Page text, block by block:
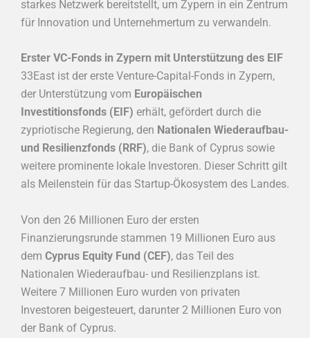
starkes Netzwerk bereitstellt, um Zypern in ein Zentrum
für Innovation und Unternehmertum zu verwandeln.
Erster VC-Fonds in Zypern mit Unterstützung des EIF
33East ist der erste Venture-Capital-Fonds in Zypern,
der Unterstützung vom Europäischen
Investitionsfonds (EIF) erhält, gefördert durch die
zypriotische Regierung, den Nationalen Wiederaufbau-
und Resilienzfonds (RRF), die Bank of Cyprus sowie
weitere prominente lokale Investoren. Dieser Schritt gilt
als Meilenstein für das Startup-Ökosystem des Landes.
Von den 26 Millionen Euro der ersten
Finanzierungsrunde stammen 19 Millionen Euro aus
dem Cyprus Equity Fund (CEF), das Teil des
Nationalen Wiederaufbau- und Resilienzplans ist.
Weitere 7 Millionen Euro wurden von privaten
Investoren beigesteuert, darunter 2 Millionen Euro von
der Bank of Cyprus.